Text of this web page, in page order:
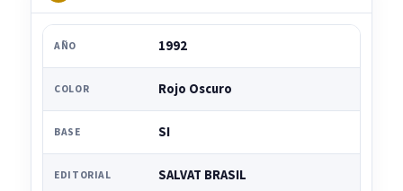
AÑO 1992
COLOR Rojo Oscuro
BASE SI
EDITORIAL SALVAT BRASIL